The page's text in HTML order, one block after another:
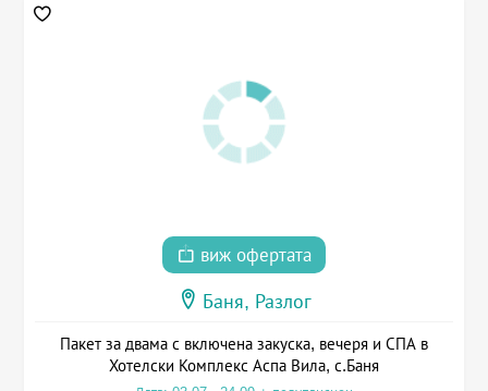
виж офертата
Баня, Разлог
Пакет за двама с включена закуска, вечеря и СПА в
Хотелски Комплекс Аспа Вила, с.Баня